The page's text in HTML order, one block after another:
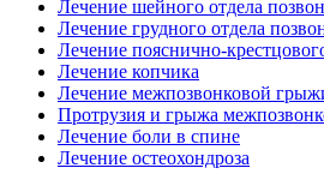
Лечение шейного отдела
Лечение грудного отдела
Лечение пояснично-
Лечение копчика
Лечение межпозвонковой
Протрузия и грыжа
Лечение боли в спине
Лечение остеохондроза